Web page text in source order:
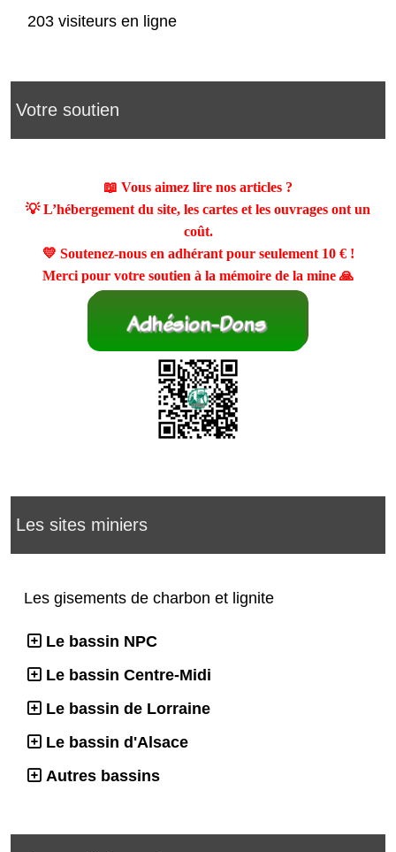
203 visiteurs en ligne
Votre soutien
📖 Vous aimez lire nos articles ?
💡 L’hébergement du site, les cartes et les ouvrages ont un
coût.
💛 Soutenez-nous en adhérant pour seulement 10 €!
Merci pour votre soutien à la mémoire de la mine 🙏
Les sites miniers
Les gisements de charbon et lignite
Le bassin NPC
Le bassin Centre-Midi
Le bassin de Lorraine
Le bassin d'Alsace
Autres bassins